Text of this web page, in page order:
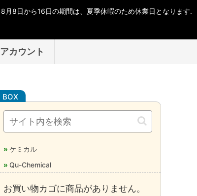
アカウント
ケミカル
Qu-Chemical
お買い物カゴに商品がありません。